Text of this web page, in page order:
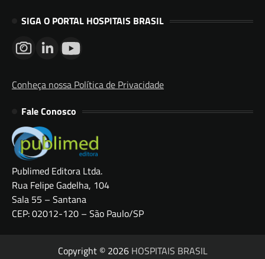
SIGA O PORTAL HOSPITAIS BRASIL
Conheça nossa Política de Privacidade
Fale Conosco
Publimed Editora Ltda.
Rua Felipe Gadelha, 104
Sala 55 – Santana
CEP: 02012-120 – São Paulo/SP
Copyright © 2026 HOSPITAIS BRASIL